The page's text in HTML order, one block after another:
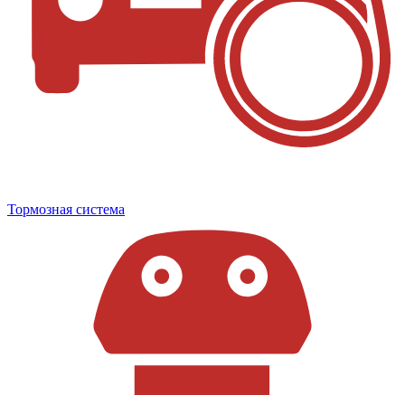
Тормозная система